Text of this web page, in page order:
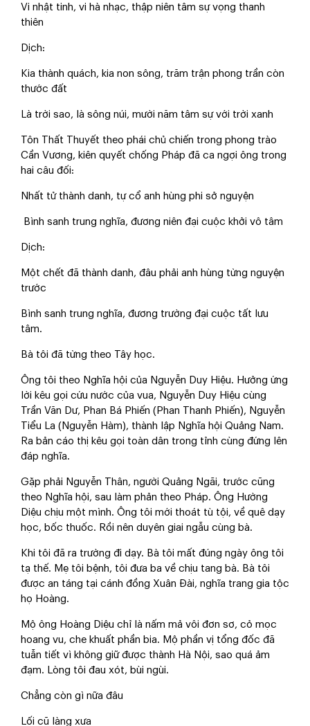
Vi nhật tinh, vi hà nhạc, thập niên tâm sự vọng thanh
thiên
Dịch:
Kia thành quách, kia non sông, trăm trận phong trần còn
thước đất
Là trời sao, là sông núi, mười năm tâm sự với trời xanh
Tôn Thất Thuyết theo phái chủ chiến trong phong trào
Cần Vương, kiên quyết chống Pháp đã ca ngợi ông trong
hai câu đối:
Nhất tử thành danh, tự cổ anh hùng phi sở nguyện
Bình sanh trung nghĩa, đương niên đại cuộc khởi vô tâm
Dịch:
Một chết đã thành danh, đâu phải anh hùng từng nguyện
trước
Bình sanh trung nghĩa, đương trường đại cuộc tất lưu
tâm.
Bà tôi đã từng theo Tây học.
Ông tôi theo Nghĩa hội của Nguyễn Duy Hiệu. Hưởng ứng
lời kêu gọi cứu nước của vua, Nguyễn Duy Hiệu cùng
Trần Văn Dư, Phan Bá Phiến (Phan Thanh Phiến), Nguyễn
Tiểu La (Nguyễn Hàm), thành lập Nghĩa hội Quảng Nam.
Ra bản cáo thị kêu gọi toàn dân trong tỉnh cùng đứng lên
đáp nghĩa.
Gặp phải Nguyễn Thân, người Quảng Ngãi, trước cũng
theo Nghĩa hội, sau làm phản theo Pháp. Ông Hường
Diệu chịu một mình. Ông tôi mới thoát tù tội, về quê dạy
học, bốc thuốc. Rồi nên duyên giai ngẫu cùng bà.
Khi tôi đã ra trường đi dạy. Bà tôi mất đúng ngày ông tôi
tạ thế. Mẹ tôi bệnh, tôi đưa ba về chịu tang bà. Bà tôi
được an táng tại cánh đồng Xuân Đài, nghĩa trang gia tộc
họ Hoàng.
Mộ ông Hoàng Diệu chỉ là nấm mả vôi đơn sơ, cỏ mọc
hoang vu, che khuất phần bia. Mộ phần vị tổng đốc đã
tuẫn tiết vì không giữ được thành Hà Nội, sao quá ảm
đạm. Lòng tôi đau xót, bùi ngùi.
Chẳng còn gì nữa đâu
Lối cũ làng xưa